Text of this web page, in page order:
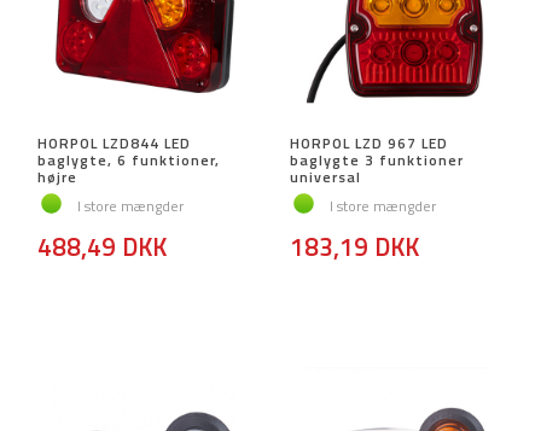
HORPOL LZD844 LED
baglygte, 6 funktioner,
højre
I store mængder
488,49 DKK
HORPOL LZD 967 LED
baglygte 3 funktioner
universal
I store mængder
183,19 DKK